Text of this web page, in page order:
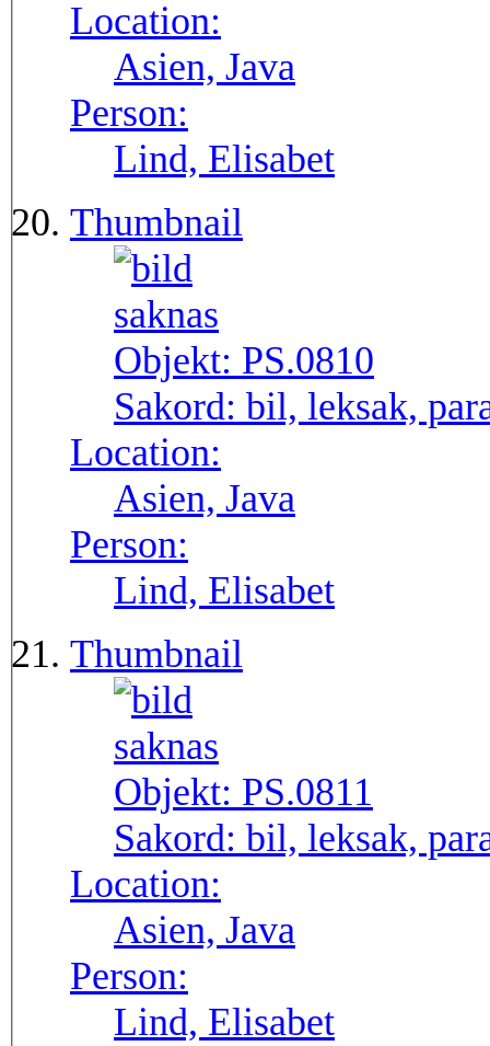
Location:
Asien, Java
Person:
Lind, Elisabet
Thumbnail
Objekt: PS.0810
Sakord: bil, leksak,
Location:
Asien, Java
Person:
Lind, Elisabet
Thumbnail
Objekt: PS.0811
Sakord: bil, leksak,
Location:
Asien, Java
Person:
Lind, Elisabet